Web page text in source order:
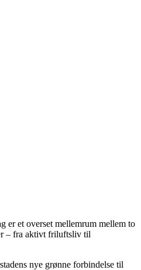
er et overset mellemrum mellem to
– fra aktivt friluftsliv til
nye grønne forbindelse til